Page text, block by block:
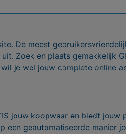
De meest
Zoek en plaats gemakkelijk
je wel jouw complete online
jouw koopwaar en biedt
een geautomatiseerde manier